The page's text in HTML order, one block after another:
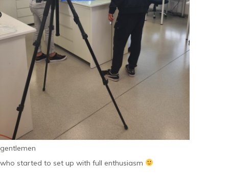
gentlemen
who started to set up with full enthusiasm